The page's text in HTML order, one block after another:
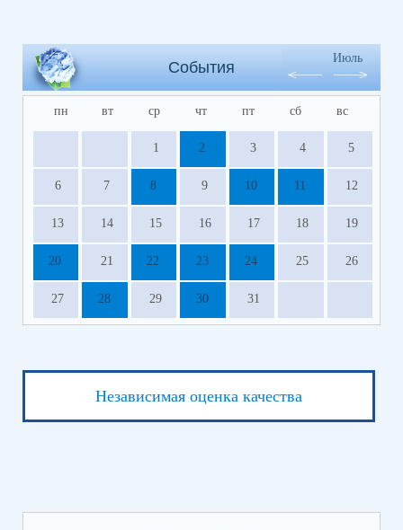
События
Июль
пн вт ср чт пт сб вс
1 2 3 4 5
6 7 8 9 10 11 12
13 14 15 16 17 18 19
20 21 22 23 24 25 26
27 28 29 30 31
Независимая оценка качества